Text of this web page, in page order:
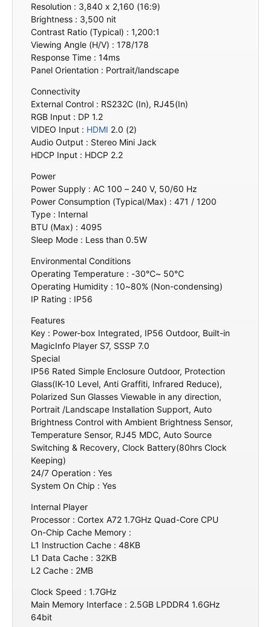
Resolution : 3,840 x 2,160 (16:9)
Brightness : 3,500 nit
Contrast Ratio (Typical) : 1,200:1
Viewing Angle (H/V) : 178/178
Response Time : 14ms
Panel Orientation : Portrait/landscape
Connectivity
External Control : RS232C (In), RJ45(In)
RGB Input : DP 1.2
VIDEO Input : HDMI 2.0 (2)
Audio Output : Stereo Mini Jack
HDCP Input : HDCP 2.2
Power
Power Supply : AC 100 – 240 V, 50/60 Hz
Power Consumption (Typical/Max) : 471 / 1200
Type : Internal
BTU (Max) : 4095
Sleep Mode : Less than 0.5W
Environmental Conditions
Operating Temperature : -30℃~ 50℃
Operating Humidity : 10~80% (Non-condensing)
IP Rating : IP56
Features
Key : Power-box Integrated, IP56 Outdoor, Built-in
MagicInfo Player S7, SSSP 7.0
Special
IP56 Rated Simple Enclosure Outdoor, Protection
Glass(IK-10 Level, Anti Graffiti, Infrared Reduce),
Polarized Sun Glasses Viewable in any direction,
Portrait /Landscape Installation Support, Auto
Brightness Control with Ambient Brightness Sensor,
Temperature Sensor, RJ45 MDC, Auto Source
Switching & Recovery, Clock Battery(80hrs Clock
Keeping)
24/7 Operation : Yes
System On Chip : Yes
Internal Player
Processor : Cortex A72 1.7GHz Quad-Core CPU
On-Chip Cache Memory :
L1 Instruction Cache : 48KB
L1 Data Cache : 32KB
L2 Cache : 2MB
Clock Speed : 1.7GHz
Main Memory Interface : 2.5GB LPDDR4 1.6GHz
64bit